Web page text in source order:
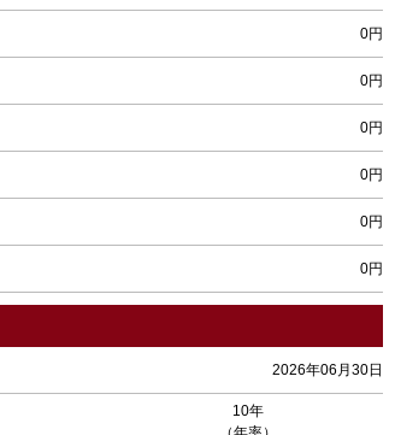
0円
0円
0円
0円
0円
0円
2026年06月30日
10年